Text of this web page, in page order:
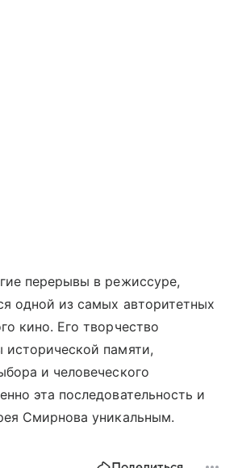
перерывы в режиссуре,
одной из самых авторитетных
кино. Его творчество
исторической памяти,
и человеческого
эта последовательность и
Смирнова уникальным.